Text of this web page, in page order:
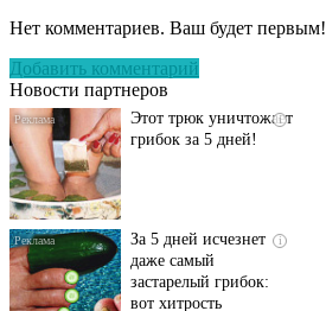
Нет комментариев. Ваш будет первым!
Добавить комментарий
Новости партнеров
исчезнет с корнем,
i
Этот трюк уничтожает
грибок за 5 дней!
i
За 5 дней исчезнет
даже самый
застарелый грибок:
вот хитрость